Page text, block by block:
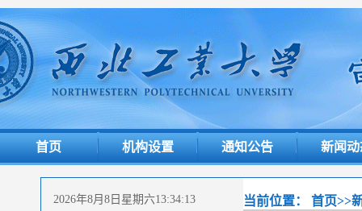
首页 机构设置 通知公告 新闻
2026年8月8日星期六13:34:14 当前位置： 首页>>